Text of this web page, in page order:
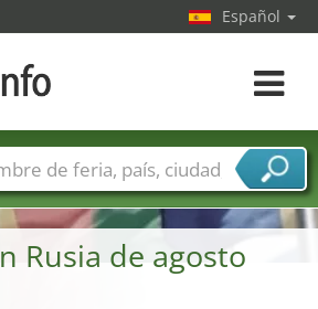
Rusia de agosto
Español
toggle
Países
Ciudades
de servicios